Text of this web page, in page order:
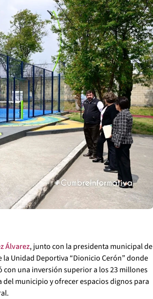
Álvarez, junto con la presidenta municipal de
Unidad Deportiva “Dionicio Cerón” donde
una inversión superior a los 23 millones
municipio y ofrecer espacios dignos para